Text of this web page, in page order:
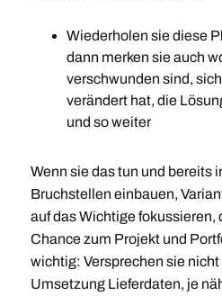
Wiederholen sie diese
dann merken sie auch
verschwunden sind,
verändert hat, die
und so weiter
Wenn sie das tun und bereits
Bruchstellen einbauen,
auf das Wichtige fokussieren,
Chance zum Projekt und
wichtig: Versprechen sie nicht
Umsetzung Lieferdaten, je